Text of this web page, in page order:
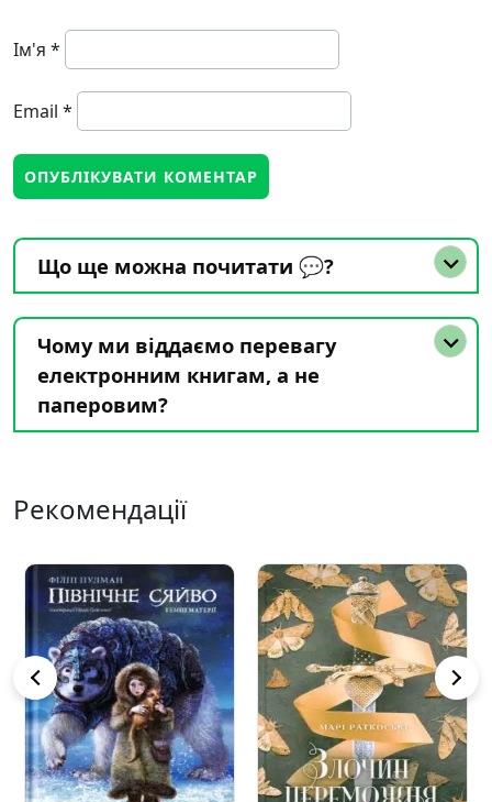
Ім'я *
Email *
Що ще можна почитати 💬?
Чому ми віддаємо перевагу
електронним книгам, а не
паперовим?
Рекомендації